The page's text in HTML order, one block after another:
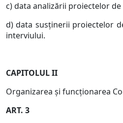
c) data analizării proiectelor
d) data susţinerii proiectelor
interviului.
CAPITOLUL II
Organizarea şi funcţionarea
ART. 3